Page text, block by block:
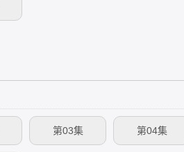
第03集 第04集